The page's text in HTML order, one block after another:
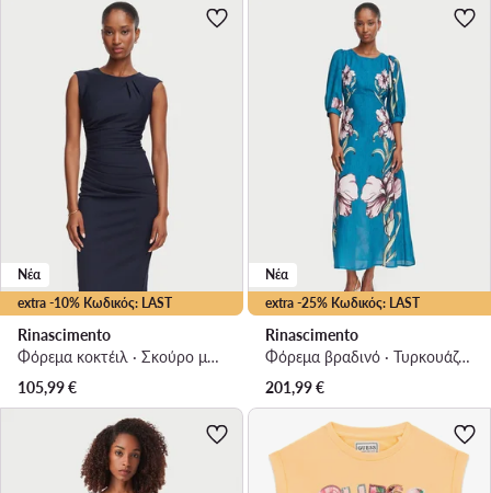
extra -10% Κωδικός: LAST
Νέα
Rinascimento
Φόρεμα κοκτέιλ · Σκούρο μπλε · Mini
105,99€
extra -25% Κωδικός: LAST
Νέα
Rinascimento
Φόρεμα βραδινό · Τυρκουάζ · Maxi
201,99€